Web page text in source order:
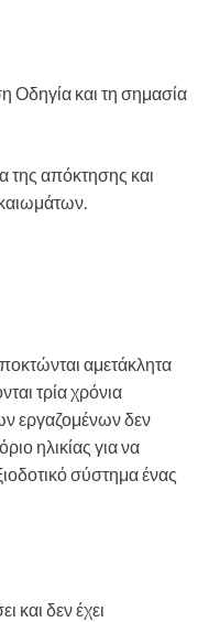
Οδηγία και τη σημασία
της απόκτησης και
αμετάκλητα
τρία χρόνια
εργαζομένων δεν
ηλικίας για να
σύστημα ένας
και δεν έχει